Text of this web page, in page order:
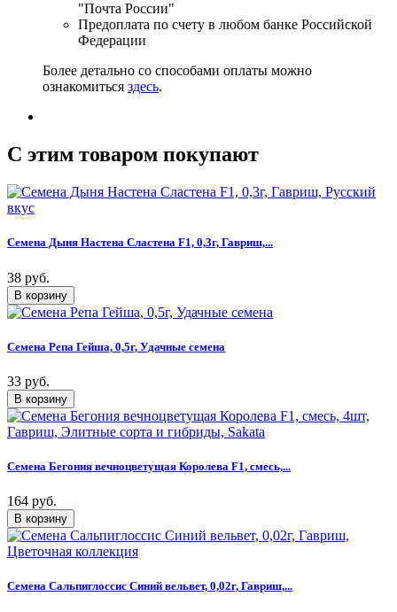
"Почта России"
Предоплата по счету в любом банке Российской
Федерации
Более детально со способами оплаты можно
ознакомиться здесь.
C этим товаром покупают
Семена Дыня Настена Сластена F1, 0,3г, Гавриш,...
38 руб.
Семена Репа Гейша, 0,5г, Удачные семена
33 руб.
Семена Бегония вечноцветущая Королева F1, смесь,...
164 руб.
Семена Сальпиглоссис Синий вельвет, 0,02г, Гавриш,...